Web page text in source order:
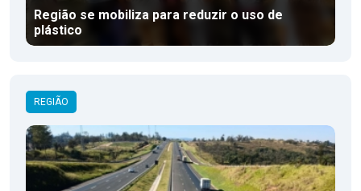
Região se mobiliza para reduzir o uso de
plástico
REGIÃO